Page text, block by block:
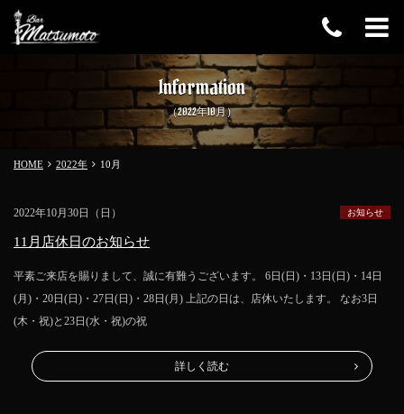
Information
（2022年10月）
HOME 2022年 10 月
2022年10月30日（日） お知らせ
11月店休日のお知らせ
平素ご来店を賜りまして、誠に有難うございます。 6日(日)・13日(日)・14日
(月)・20日(日)・27日(日)・28日(月) 上記の日は、店休いたします。 なお3日
(木・祝)と23日(水・祝)の祝
詳しく読む